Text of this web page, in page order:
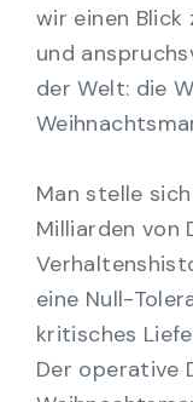
wir einen
und
der Welt: die
Man stelle
Milliarden von
eine Null-
kritisches
Der operative